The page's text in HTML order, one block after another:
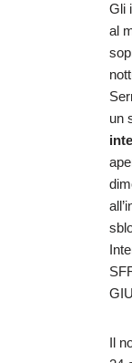
Gli
al
un
Il